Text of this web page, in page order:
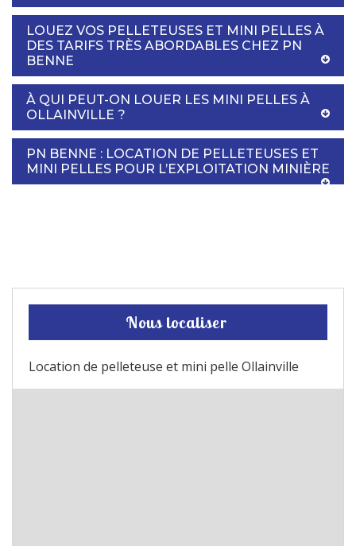
LOUEZ VOS PELLETEUSES ET MINI PELLES À
DES TARIFS TRÈS ABORDABLES CHEZ PN
BENNE
À QUI PEUT-ON LOUER LES MINI PELLES À
OLLAINVILLE ?
PN BENNE : LOCATION DE PELLETEUSES ET
MINI PELLES POUR L’EXPLOITATION MINIÈRE
Nous localiser
Location de pelleteuse et mini pelle Ollainville